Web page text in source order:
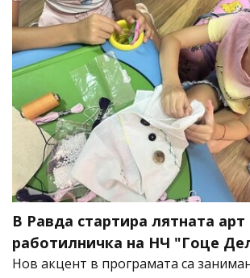
В Равда стартира лятната арт
работилничка на НЧ "Гоце
Нов акцент в програмата са